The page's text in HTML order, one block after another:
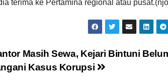
terima ke Pertamina regional atau
Masih Sewa, Kejari Bintuni
Kasus Korupsi